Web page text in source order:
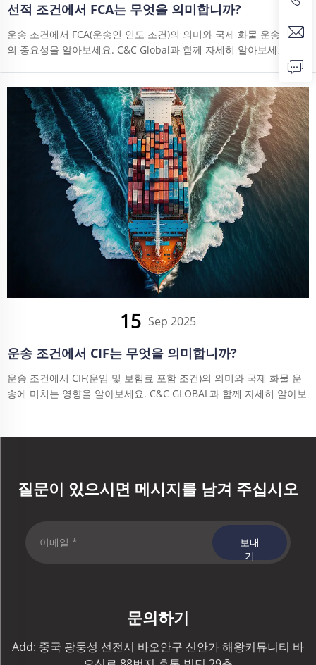
선적 조건에서 FCA는 무엇을 의미합니까?
운송 조건에서 FCA(운송인 인도 조건)의 의미와 국제 화물 운송에서
의 중요성을 알아보세요. C&C Global과 함께 자세히 알아보세요.
15 Sep 2025
운송 조건에서 CIF는 무엇을 의미합니까?
운송 조건에서 CIF(운임 및 보험료 포함 조건)의 의미와 국제 화물 운
송에 미치는 영향을 알아보세요. C&C GLOBAL과 함께 자세히 알아보
질문이 있으시면 메시지를 남겨 주십시오
보내
기
문의하기
Add: 중국 광둥성 선전시 바오안구 신안가 해왕커뮤니티 바